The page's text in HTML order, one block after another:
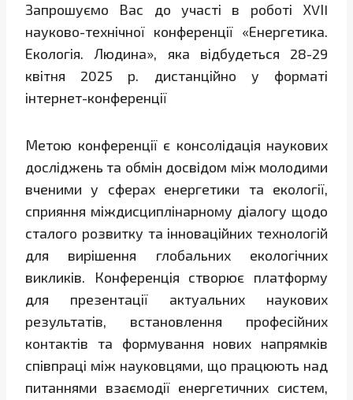
Запрошуємо Вас до участі в роботі ХVІI
науково-технічної конференції «Енергетика.
Екологія. Людина», яка відбудеться 28-29
квітня 2025 р. дистанційно у форматі
інтернет-конференції
Метою конференції є консолідація наукових
досліджень та обмін досвідом між молодими
вченими у сферах енергетики та екології,
сприяння міждисциплінарному діалогу щодо
сталого розвитку та інноваційних технологій
для вирішення глобальних екологічних
викликів. Конференція створює платформу
для презентації актуальних наукових
результатів, встановлення професійних
контактів та формування нових напрямків
співпраці між науковцями, що працюють над
питаннями взаємодії енергетичних систем,